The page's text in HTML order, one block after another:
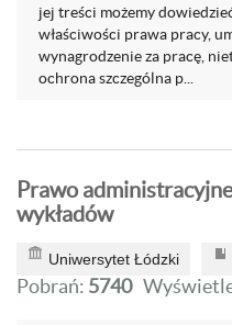
jej treści możemy
właściwości prawa pracy,
wynagrodzenie za pracę,
ochrona szczególna p...
Prawo
wykładów
Uniwersytet Łódzki
Pobrań: 5740